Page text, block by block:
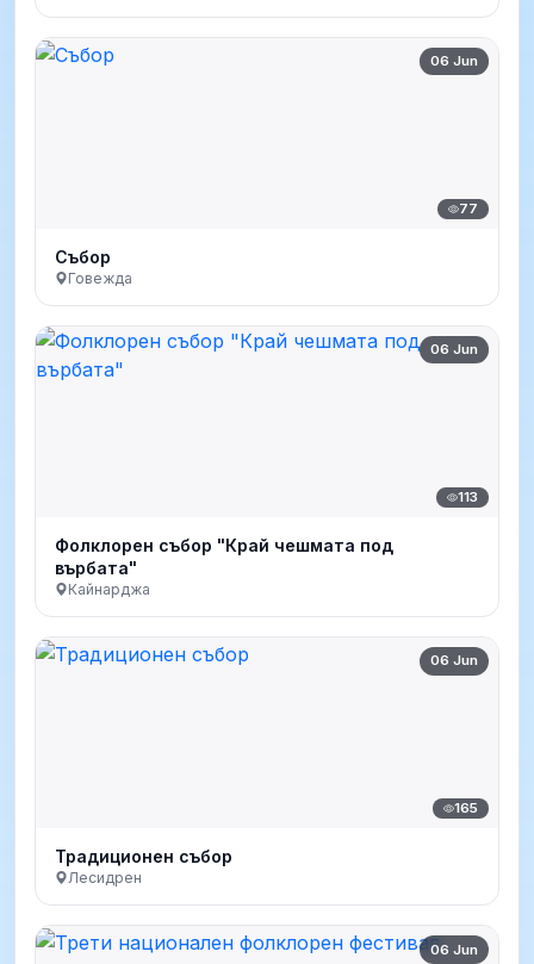
06 Jun
77
Събор
Говежда
06 Jun
113
Фолклорен събор "Край чешмата под
върбата"
Кайнарджа
06 Jun
165
Традиционен събор
Лесидрен
06 Jun